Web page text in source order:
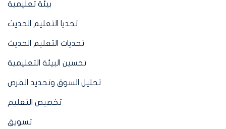
بيئة تعليمية
تحديا التعليم الحديث
تحديات التعليم الحديث
تحسين البيئة التعليمية
تحليل السوق وتحديد الفرص
تخصيص التعليم
تسويق